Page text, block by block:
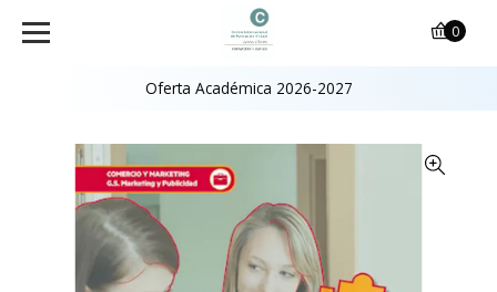
Oferta Académica 2026-2027
0